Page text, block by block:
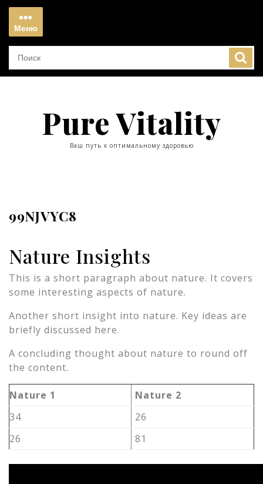
Перейти
содержимому
Меню
Меню
Pure Vitality
Ваш путь к оптимальному здоровью
99NJVYC8
Nature Insights
This is a short paragraph about nature. It covers
some interesting aspects of nature.
Another short insight into nature. Key ideas are
briefly discussed here.
A concluding thought about nature to round off
the content.
Nature 1
Nature 2
34
26
26
81